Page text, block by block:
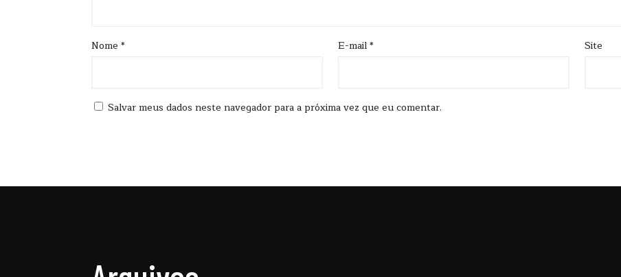
Nome * E-mail* Site
Salvar meus dados neste navegador para a próxima vez que eu comentar.